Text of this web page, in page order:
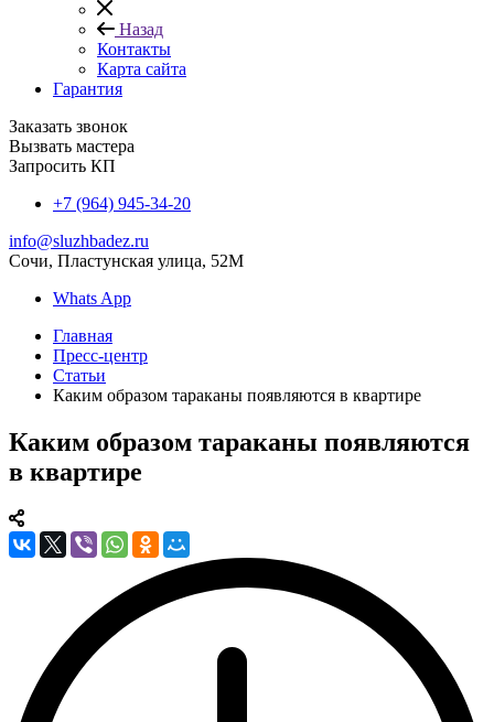
Назад
Контакты
Карта сайта
Гарантия
Заказать звонок
Вызвать мастера
Запросить КП
+7 (964) 945-34-20
info@sluzhbadez.ru
Сочи, Пластунская улица, 52М
Whats App
Главная
Пресс-центр
Статьи
Каким образом тараканы появляются в квартире
Каким образом тараканы появляются
в квартире